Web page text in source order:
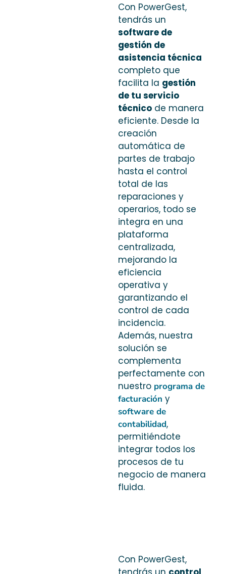
Con PowerGest,
tendrás un
software de
gestión de
asistencia técnica
completo que
facilita la gestión
de tu servicio
técnico de manera
eficiente. Desde la
creación
automática de
partes de trabajo
hasta el control
total de las
reparaciones y
operarios, todo se
integra en una
plataforma
centralizada,
mejorando la
eficiencia
operativa y
garantizando el
control de cada
incidencia.
Además, nuestra
solución se
complementa
perfectamente con
nuestro programa de
facturación y
software de
contabilidad,
permitiéndote
integrar todos los
procesos de tu
negocio de manera
fluida.
Con PowerGest,